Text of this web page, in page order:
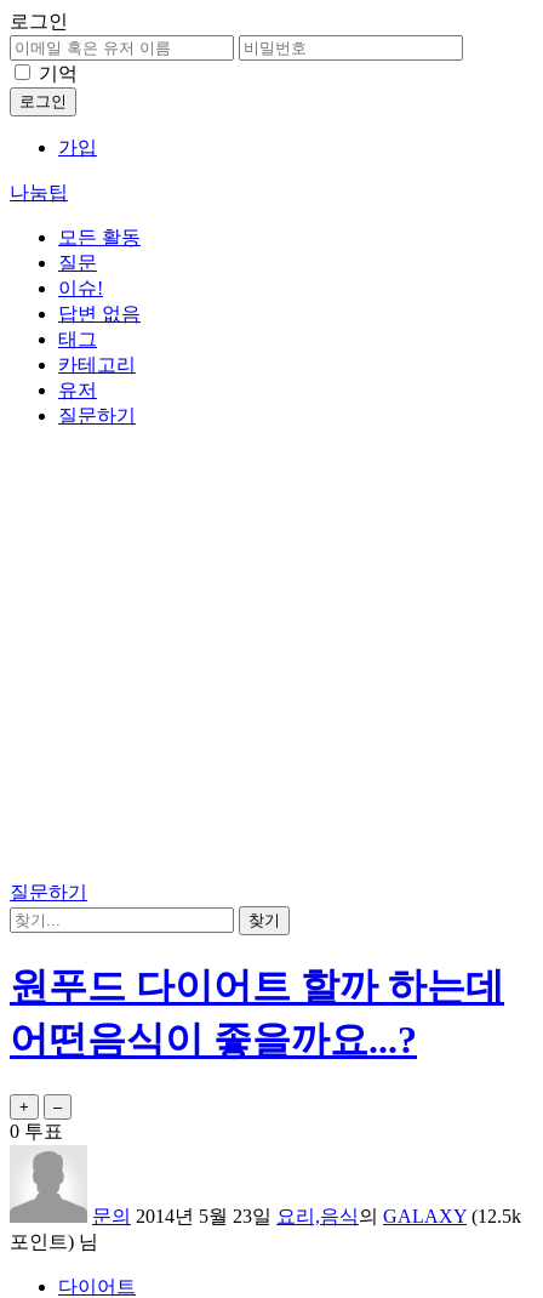
로그인
기억
가입
나눔팁
모든 활동
질문
이슈!
답변 없음
태그
카테고리
유저
질문하기
질문하기
원푸드 다이어트 할까 하는데
어떤음식이 좋을까요...?
0 투표
문의 2014년 5월 23일 요리,음식의 GALAXY (12.5k
포인트) 님
다이어트